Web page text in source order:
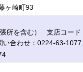
ヶ崎町93
所を含む） 支店コード
合わせ：0224-63-